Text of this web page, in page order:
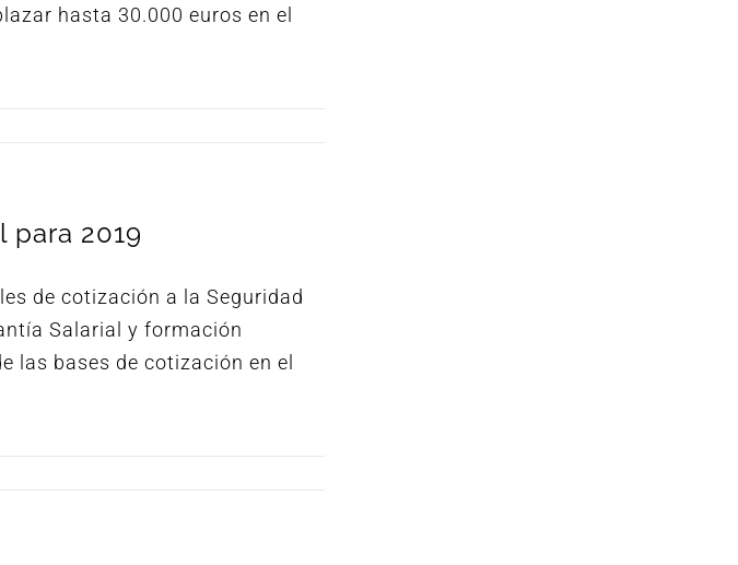
hasta 30.000 euros en el
para 2019
de cotización a la Seguridad
Salarial y formación
las bases de cotización en el